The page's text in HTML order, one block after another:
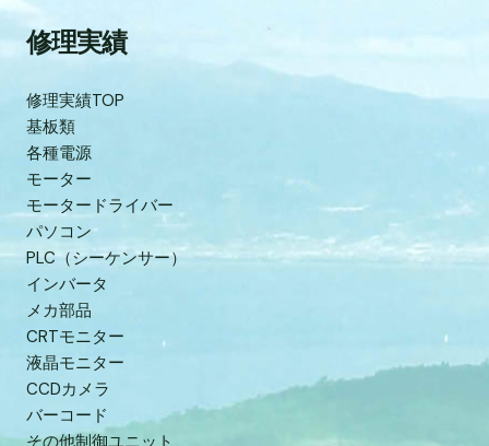
修理実績
修理実績TOP
基板類
各種電源
モーター
モータードライバー
パソコン
PLC（シーケンサー）
インバータ
メカ部品
CRTモニター
液晶モニター
CCDカメラ
バーコード
その他制御ユニット